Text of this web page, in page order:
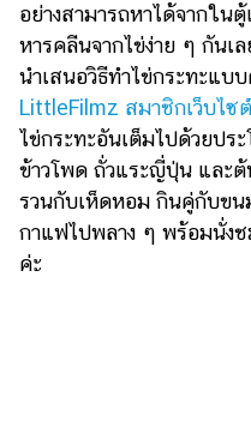
สุขภาพ
ท่อง
เที่ยว
สูตร
อาหาร
ง่ายๆ
ช้อป
อย่างสามารถหาได้จากใน
หารคลีนจากไข่ง่าย ๆ กันเ
นำเสนอวิธีทำไข่กระทะแบ
LittleFilmz สมาชิกเว็บไ
ไข่กระทะอันเต็มไปด้วยปร
ข้าวโพด ถั่วแระญี่ปุ่น และ
รวนกับเห็ดหอม กินคู่กับขน
กาแฟไปพลาง ๆ พร้อมนั่ง
ค่ะ